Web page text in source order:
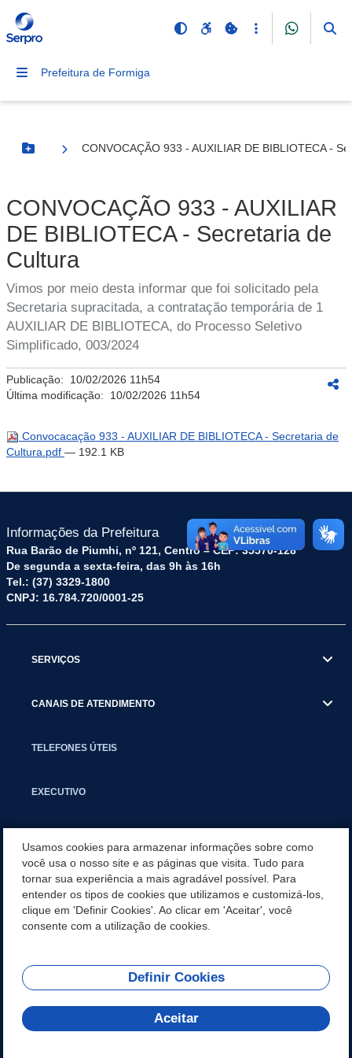
Prefeitura de Formiga
Botão Menu
CONVOCAÇÃO 933 - AUXILIAR DE BIBLIOTECA -
CONVOCAÇÃO 933 - AUXILIAR
DE BIBLIOTECA - Secretaria de
Cultura
Vimos por meio desta informar que foi solicitado pela
Secretaria supracitada, a contratação temporária de 1
AUXILIAR DE BIBLIOTECA, do Processo Seletivo
Simplificado, 003/2024
Publicação: 10/02/2026 11h54
Última modificação: 10/02/2026 11h54
Convocacação 933 - AUXILIAR DE BIBLIOTECA - Secretaria de
Cultura.pdf — 192.1 KB
Informações da Prefeitura
Rua Barão de Piumhi, nº 121, Centro – CEP: 35570-128
De segunda a sexta-feira, das 9h às 16h
Tel.: (37) 3329-1800
CNPJ: 16.784.720/0001-25
SERVIÇOS
CANAIS DE ATENDIMENTO
TELEFONES ÚTEIS
EXECUTIVO
APLICATIVO
SECRETARIAS
REDES SOCIAIS
Usamos cookies para armazenar informações sobre como
você usa o nosso site e as páginas que visita. Tudo para
tornar sua experiência a mais agradável possível. Para
entender os tipos de cookies que utilizamos e customizá-los,
clique em 'Definir Cookies'. Ao clicar em 'Aceitar', você
consente com a utilização de cookies.
Definir Cookies
Aceitar